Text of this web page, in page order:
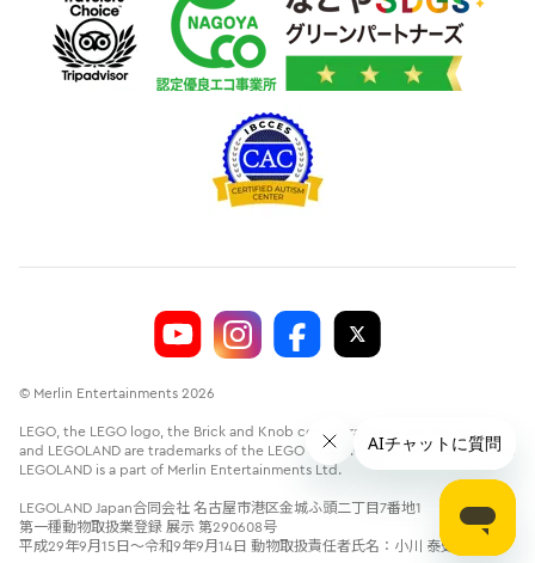
© Merlin Entertainments 2026
LEGO, the LEGO logo, the Brick and Knob configurations, the Minifigure
and LEGOLAND are trademarks of the LEGO Group.©2026 The LEGO Group.
LEGOLAND is a part of Merlin Entertainments Ltd.
LEGOLAND Japan合同会社 名古屋市港区金城ふ頭二丁目7番地1
第一種動物取扱業登録 展示 第290608号
平成29年9月15日～令和9年9月14日 動物取扱責任者氏名：小川 泰史